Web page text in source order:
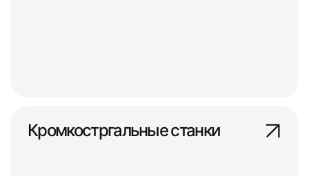
Кромкостргальные станки